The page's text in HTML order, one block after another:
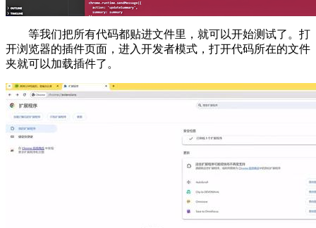
等我们把所有代码都贴进文件里，就可以开始测试了。打
开浏览器的插件页面，进入开发者模式，打开代码所在的文件
夹就可以加载插件了。